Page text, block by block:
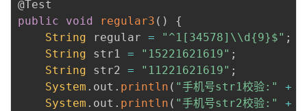
@Test
public
void regular3 ( )
{
String regular = "^1[34578]\\d{9}$" ;
String str1 = "15221621619" ;
String str2 = "11221621619" ;
System . out . println ( "手机号str1校验:" +
System . out . println ( "手机号str2校验:" +